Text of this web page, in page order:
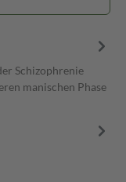
Schizophrenie
manischen Phase